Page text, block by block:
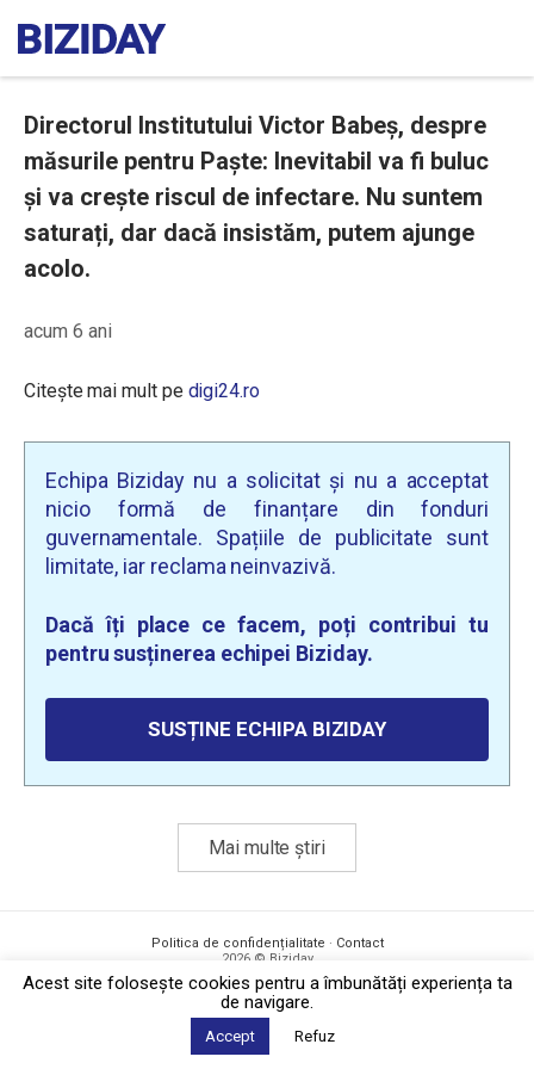
Directorul Institutului Victor Babeș, despre
măsurile pentru Paște: Inevitabil va fi buluc
și va crește riscul de infectare. Nu suntem
saturați, dar dacă insistăm, putem ajunge
acolo.
acum 6 ani
Citește mai mult pe digi24.ro
Echipa Biziday nu a solicitat și nu a acceptat
nicio formă de finanțare din fonduri
guvernamentale. Spațiile de publicitate sunt
limitate, iar reclama neinvazivă.
Dacă îți place ce facem, poți contribui tu
pentru susținerea echipei Biziday.
SUSȚINE ECHIPA BIZIDAY
Mai multe știri
Politica de confidențialitate · Contact
2026 © Biziday
Acest site foloseşte cookies pentru a îmbunătăți experiența ta
de navigare.
Accept Refuz